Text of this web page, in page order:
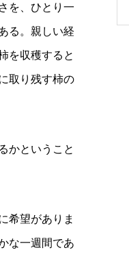
を、ひとり一
る。親しい経
を収穫すると
取り残す柿の
かということ
希望がありま
な一週間であ